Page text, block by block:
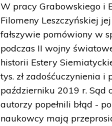
W pracy Grabowskiego i
Filomeny Leszczyńskiej
fałszywie pomówiony w
podczas II wojny
historii Estery
tys. zł zadośćuczynienia i
październiku 2019 r. Sąd
autorzy popełnili błąd -
naukowcy mają